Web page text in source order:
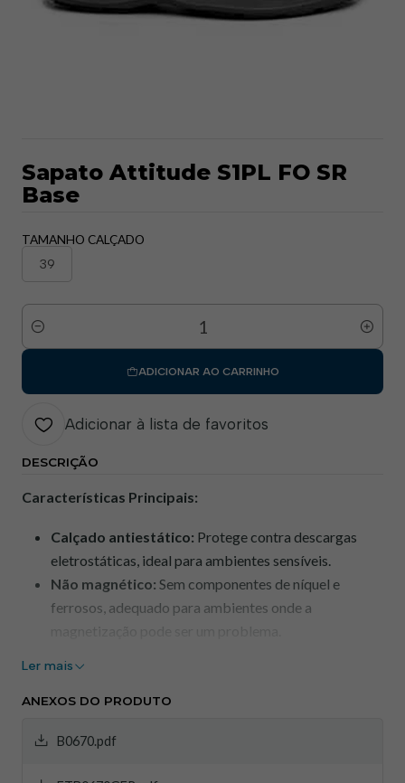
Sapato Attitude S1PL FO SR
Base
TAMANHO CALÇADO
39
Quantidade
ADICIONAR AO CARRINHO
Adicionar à lista de favoritos
DESCRIÇÃO
Características Principais:
Calçado antiestático: Protege contra descargas
eletrostáticas, ideal para ambientes sensíveis.
Não magnético: Sem componentes de níquel e
ferrosos, adequado para ambientes onde a
Sola resistente a perfurações:
Absorção de choque na região do calcanhar:
Ler mais
ANEXOS DO PRODUTO
B0670.pdf